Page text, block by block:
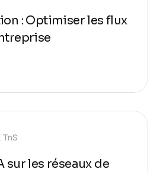
: Optimiser les flux
TnS
sur les réseaux de